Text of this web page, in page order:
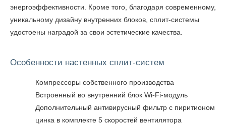
энергоэффективности. Кроме того, благодаря современному,
уникальному дизайну внутренних блоков, сплит-системы
удостоены наградой за свои эстетические качества.
Особенности настенных сплит-систем
Компрессоры собственного производства
Встроенный во внутренний блок Wi-Fi-модуль
Дополнительный антивирусный фильтр с пиритионом
цинка в комплекте 5 скоростей вентилятора